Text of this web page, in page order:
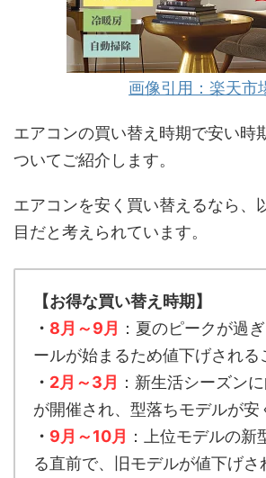
画像引用：楽天市
エアコンの買い替え時期で安い時
ついてご紹介します。
エアコンを安く買い替えるなら、
目だと考えられています。
【お得な買い替え時期】
・ 8月～9月
：夏のピークが過
ールが始まるため値下げされる
・ 2月～3月
：新生活シーズン
が開催され、型落ちモデルが安
・ 9月～10月
：上位モデルの新
る直前で、旧モデルが値下げさ